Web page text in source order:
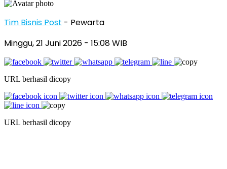
Tim Bisnis Post - Pewarta
Minggu, 21 Juni 2026 - 15:08 WIB
URL berhasil dicopy
URL berhasil dicopy